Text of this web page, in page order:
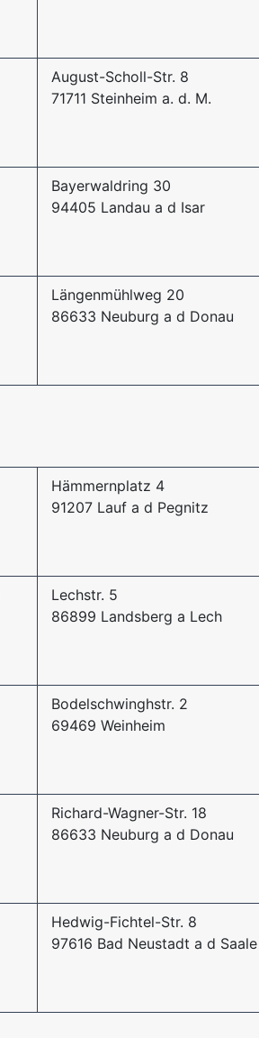
August-Scholl-Str. 8
71711 Steinheim a. d. M.
Bayerwaldring 30
94405 Landau a d Isar
Längenmühlweg 20
86633 Neuburg a d Donau
Hämmernplatz 4
91207 Lauf a d Pegnitz
Lechstr. 5
86899 Landsberg a Lech
Bodelschwinghstr. 2
69469 Weinheim
Richard-Wagner-Str. 18
86633 Neuburg a d Donau
Hedwig-Fichtel-Str. 8
97616 Bad Neustadt a d Saale